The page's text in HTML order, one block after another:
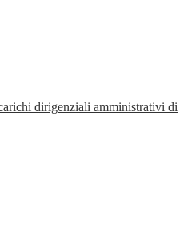
dirigenziali amministrativi di